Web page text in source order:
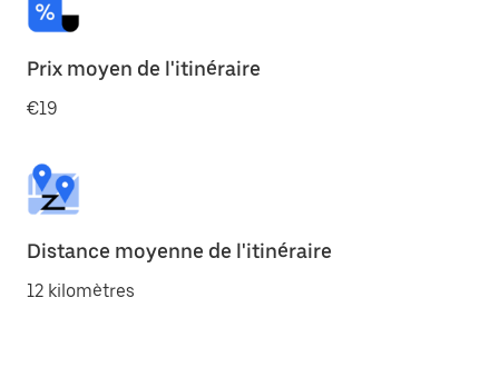
Prix moyen de l'itinéraire
€19
Distance moyenne de l'itinéraire
12 kilomètres